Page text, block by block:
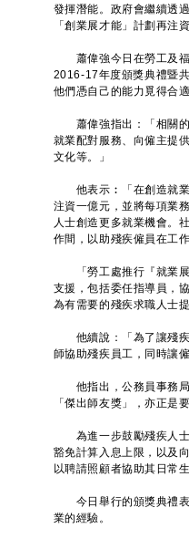
發揮潛能。政府會繼續透
「創業展才能」計劃再注
蕭偉強今日在勞工及福
2016-17年度頒獎典禮暨
他們憑自己的能力覓得合
蕭偉強指出：「相關的
就業配對服務、向僱主提
文化等。」
他表示︰「在創造就業
注資一億元，並將每項業
人士創造更多就業機會。
作間，以助殘疾僱員在工
「勞工處推行『就業展
支援，包括委任指導員，
為有需要的殘疾求職人士
他續說：「為了讓殘疾
師協助殘疾員工，同時讓
他指出，公務員事務局
「傑出師友獎」，亦正是
為進一步鼓勵殘疾人士
豁免計算入息上限，以及
以聘請照顧者協助其日常
今日舉行的頒獎典禮表
業的經驗。